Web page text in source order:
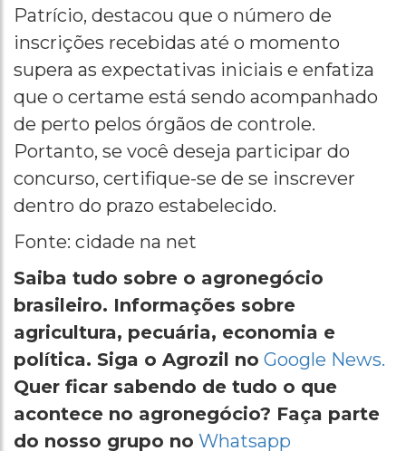
Patrício, destacou que o número de
inscrições recebidas até o momento
supera as expectativas iniciais e enfatiza
que o certame está sendo acompanhado
de perto pelos órgãos de controle.
Portanto, se você deseja participar do
concurso, certifique-se de se inscrever
dentro do prazo estabelecido.
Fonte: cidade na net
Saiba tudo sobre o agronegócio
brasileiro. Informações sobre
agricultura, pecuária, economia e
política. Siga o Agrozil no Google News.
Quer ficar sabendo de tudo o que
acontece no agronegócio? Faça parte
do nosso grupo no Whatsapp